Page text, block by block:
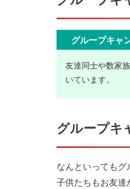
グループキャ
友達同士や数家
いています。
グループキ
なんといってもグ
子供たちもお友達